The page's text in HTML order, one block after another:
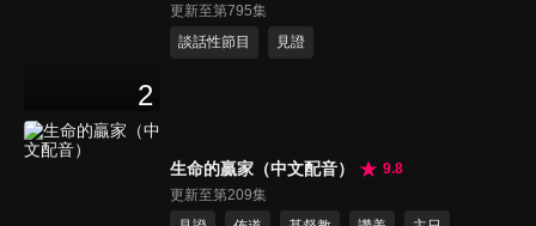
2
更新至第795集
談話性節目
見證
生命的贏家（中文配音）
9.8
更新至第209集